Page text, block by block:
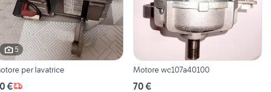
5
per lavatrice
€
Motore wc107a40100
70 €